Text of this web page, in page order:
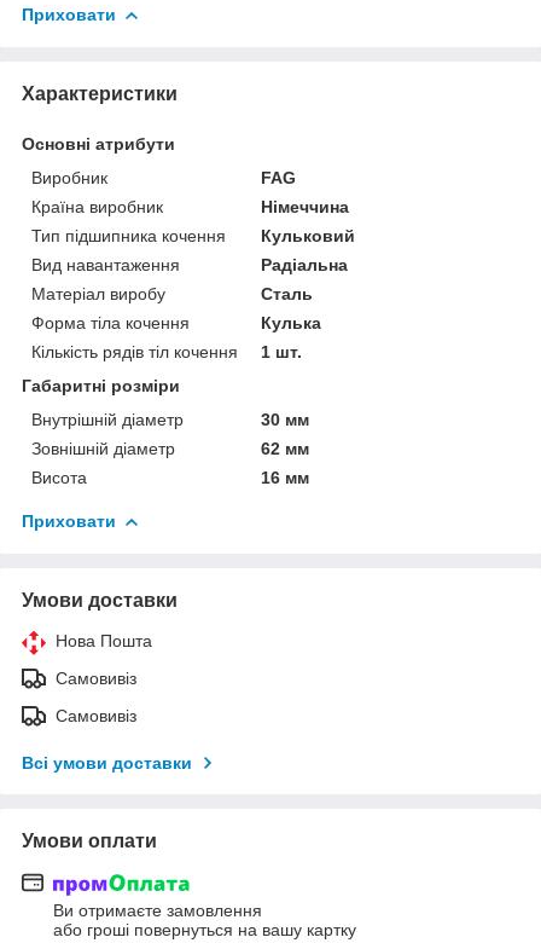
Приховати
Характеристики
Основні атрибути
Виробник
FAG
Країна виробник
Німеччина
Тип підшипника кочення
Кульковий
Вид навантаження
Радіальна
Матеріал виробу
Сталь
Форма тіла кочення
Кулька
Кількість рядів тіл кочення
1 шт.
Габаритні розміри
Внутрішній діаметр
30 мм
Зовнішній діаметр
62 мм
Висота
16 мм
Приховати
Умови доставки
Нова Пошта
Самовивіз
Самовивіз
Всі умови доставки
Умови оплати
Ви отримаєте замовлення
або гроші повернуться на вашу картку